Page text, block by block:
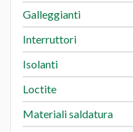
Galleggianti
Interruttori
Isolanti
Loctite
Materiali saldatura